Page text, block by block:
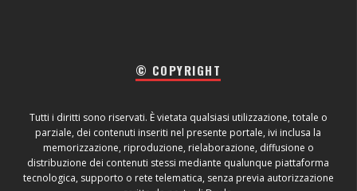
© COPYRIGHT
Tutti i diritti sono riservati. È vietata qualsiasi utilizzazione, totale o
parziale, dei contenuti inseriti nel presente portale, ivi inclusa la
memorizzazione, riproduzione, rielaborazione, diffusione o
distribuzione dei contenuti stessi mediante qualunque piattaforma
tecnologica, supporto o rete telematica, senza previa autorizzazione